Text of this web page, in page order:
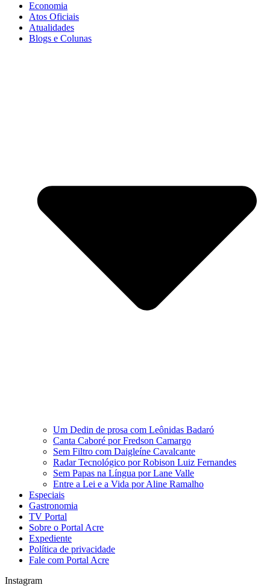
Economia
Atos Oficiais
Atualidades
Blogs e Colunas
Um Dedin de prosa com Leônidas Badaró
Canta Caboré por Fredson Camargo
Sem Filtro com Daigleíne Cavalcante
Radar Tecnológico por Robison Luiz Fernandes
Sem Papas na Língua por Lane Valle
Entre a Lei e a Vida por Aline Ramalho
Especiais
Gastronomia
TV Portal
Sobre o Portal Acre
Expediente
Política de privacidade
Fale com Portal Acre
Instagram